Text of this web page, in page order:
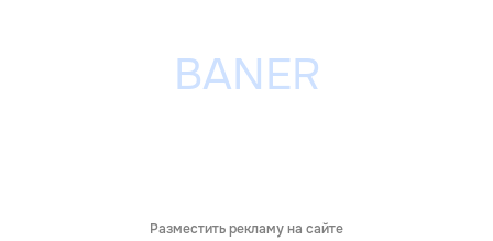
Разместить рекламу на сайте